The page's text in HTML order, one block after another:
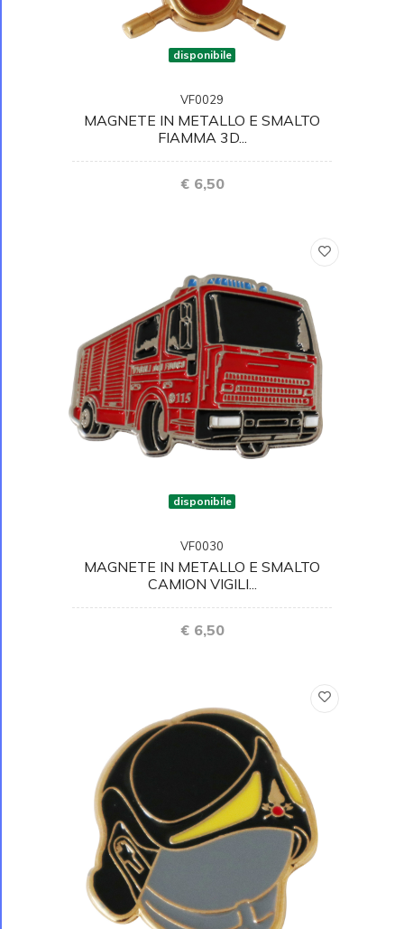
disponibile
VF0029
MAGNETE IN METALLO E SMALTO
FIAMMA 3D...
€ 6,50
disponibile
VF0030
MAGNETE IN METALLO E SMALTO
CAMION VIGILI...
€ 6,50